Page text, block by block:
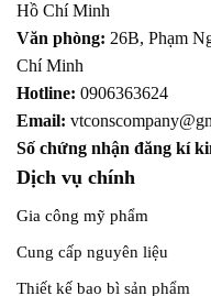
Hồ Chí Minh
Văn phòng: 26B, Phạm
Chí Minh
Hotline: 0906363624
Email:
Số chứng nhận đăng kí
Dịch vụ chính
Gia công mỹ phẩm
Cung cấp nguyên liệu
Thiết kế bao bì sản phẩm